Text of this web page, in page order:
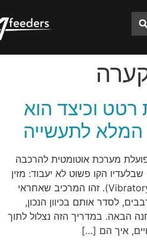
וכיצד הוא
לתעשייה
אוטומטית להרכבה
פשוט לא יעבוד: מזין
קערות רטט (Vibratory Bowl Feeder). זהו המרכיב שאחראי
בכיוון הנכון,
במדריך הזה נצלול לתוך
הם […]